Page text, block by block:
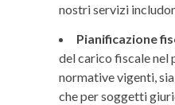
nostri servizi
Pianificazione
del carico fiscale nel
normative vigenti,
che per soggetti